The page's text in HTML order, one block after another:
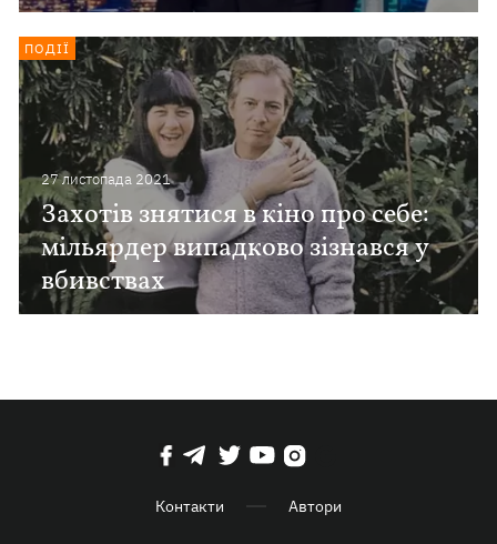
27 листопада 2021
Захотів знятися в кіно про себе:
мільярдер випадково зізнався у
вбивствах
ПОДІЇ
Контакти Автори